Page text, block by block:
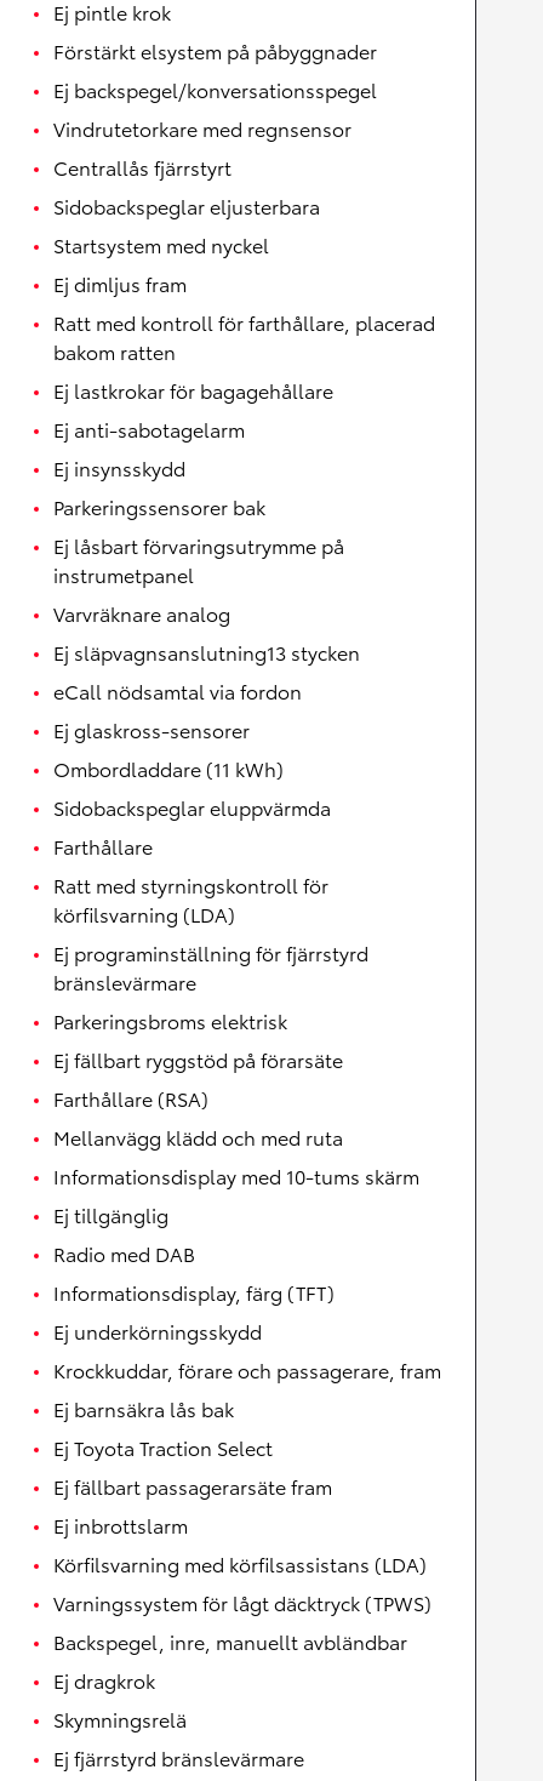
Ej pintle krok
Förstärkt elsystem på påbyggnader
Ej backspegel/konversationsspegel
Vindrutetorkare med regnsensor
Centrallås fjärrstyrt
Sidobackspeglar eljusterbara
Startsystem med nyckel
Ej dimljus fram
Ratt med kontroll för farthållare, placerad
bakom ratten
Ej lastkrokar för bagagehållare
Ej anti-sabotagelarm
Ej insynsskydd
Parkeringssensorer bak
Ej låsbart förvaringsutrymme på
instrumetpanel
Varvräknare analog
Ej släpvagnsanslutning13 stycken
eCall nödsamtal via fordon
Ej glaskross-sensorer
Ombordladdare (11 kWh)
Sidobackspeglar eluppvärmda
Farthållare
Ratt med styrningskontroll för
körfilsvarning (LDA)
Ej programinställning för fjärrstyrd
bränslevärmare
Parkeringsbroms elektrisk
Ej fällbart ryggstöd på förarsäte
Farthållare (RSA)
Mellanvägg klädd och med ruta
Informationsdisplay med 10-tums skärm
Ej tillgänglig
Radio med DAB
Informationsdisplay, färg (TFT)
Ej underkörningsskydd
Krockkuddar, förare och passagerare, fram
Ej barnsäkra lås bak
Ej Toyota Traction Select
Ej fällbart passagerarsäte fram
Ej inbrottslarm
Körfilsvarning med körfilsassistans (LDA)
Varningssystem för lågt däcktryck (TPWS)
Backspegel, inre, manuellt avbländbar
Ej dragkrok
Skymningsrelä
Ej fjärrstyrd bränslevärmare